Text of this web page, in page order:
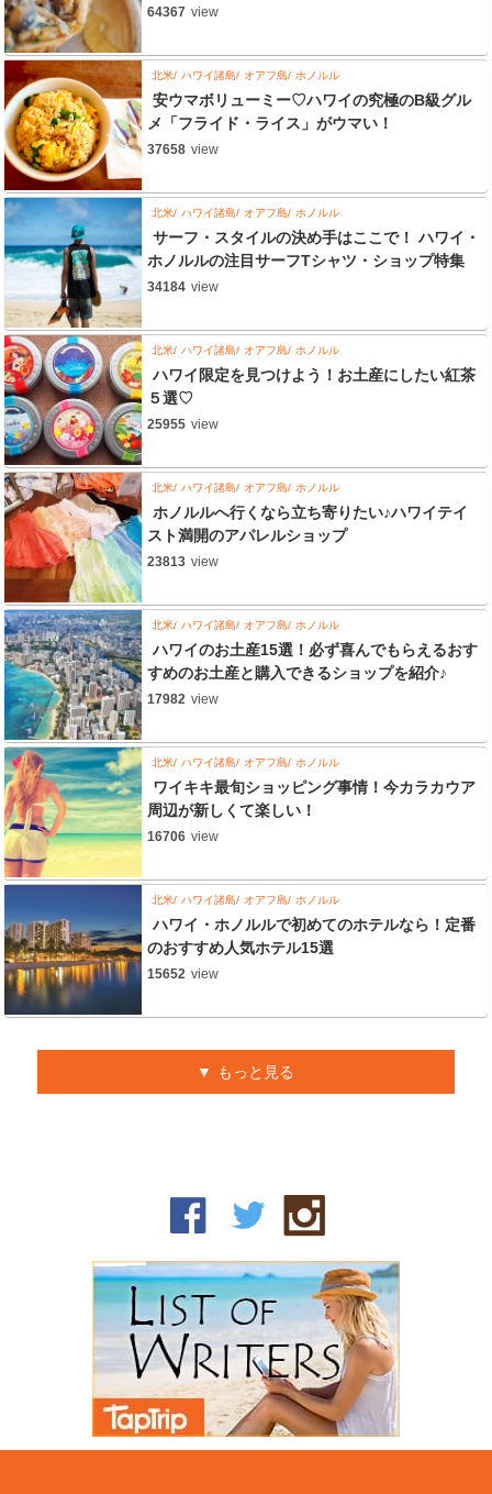
64367 view
北米 ハワイ諸島 オアフ島 ホノルル
安ウマボリューミー♡ハワイの究極のB級グル
メ「フライド・ライス」がウマい！
37658 view
北米 ハワイ諸島 オアフ島 ホノルル
サーフ・スタイルの決め手はここで！ ハワイ・
ホノルルの注目サーフTシャツ・ショップ特集
34184 view
北米 ハワイ諸島 オアフ島 ホノルル
ハワイ限定を見つけよう！お土産にしたい紅茶
５選♡
25955 view
北米 ハワイ諸島 オアフ島 ホノルル
ホノルルへ行くなら立ち寄りたい♪ハワイテイ
スト満開のアパレルショップ
23813 view
北米 ハワイ諸島 オアフ島 ホノルル
ハワイのお土産15選！必ず喜んでもらえるおす
すめのお土産と購入できるショップを紹介♪
17982 view
北米 ハワイ諸島 オアフ島 ホノルル
ワイキキ最旬ショッピング事情！今カラカウア
周辺が新しくて楽しい！
16706 view
北米 ハワイ諸島 オアフ島 ホノルル
ハワイ・ホノルルで初めてのホテルなら！定番
のおすすめ人気ホテル15選
15652 view
もっと見る